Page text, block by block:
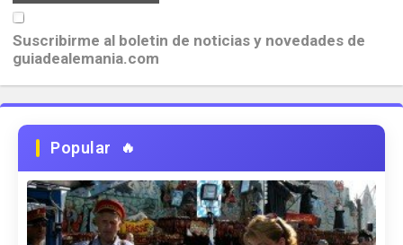
Suscribirme al boletin de noticias y novedades de
guiadealemania.com
Popular